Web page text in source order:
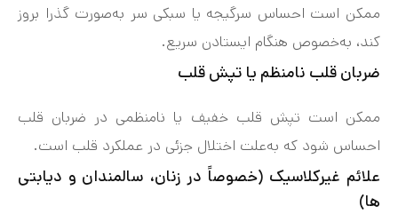
ممکن است احساس سرگیجه یا سبکی سر به‌صورت گذرا بروز
کند، به‌خصوص هنگام ایستادن سریع.
ضربان قلب نامنظم یا تپش قلب
ممکن است تپش قلب خفیف یا نامنظمی در ضربان قلب
احساس شود که به‌علت اختلال جزئی در عملکرد قلب است.
علائم غیرکلاسیک (خصوصاً در زنان، سالمندان و دیابتی
ها)